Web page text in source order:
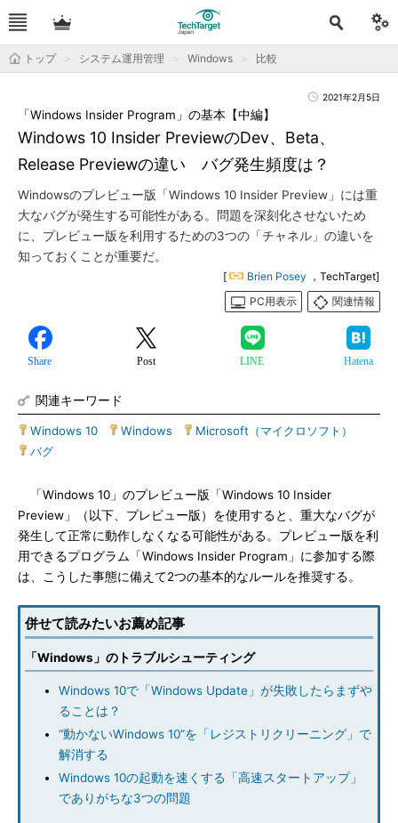
トップ システム運用管理 Windows 比較
2021年2月5日
Windows 10 Insider PreviewのDev、Beta、
Release Previewの違い バグ発生頻度は？
「Windows Insider Program」の基本【中編】
Windowsのプレビュー版「Windows 10 Insider Preview」には重
大なバグが発生する可能性がある。問題を深刻化させないため
に、プレビュー版を利用するための3つの「チャネル」の違いを
知っておくことが重要だ。
[ Brien Posey ，TechTarget]
PC用表示
関連情報
Share Post LINE Hatena
関連キーワード
Windows 10 Windows Microsoft（マイクロソフト）
バグ
「Windows 10」のプレビュー版「Windows 10 Insider
Preview」（以下、プレビュー版）を使用すると、重大なバグが
発生して正常に動作しなくなる可能性がある。プレビュー版を利
用できるプログラム「Windows Insider Program」に参加する際
は、こうした事態に備えて2つの基本的なルールを推奨する。
併せて読みたいお薦め記事
「Windows」のトラブルシューティング
Windows 10で「Windows Update」が失敗したらまずや
ることは？
“動かないWindows 10”を「レジストリクリーニング」で
解消する
Windows 10の起動を速くする「高速スタートアップ」
でありがちな3つの問題